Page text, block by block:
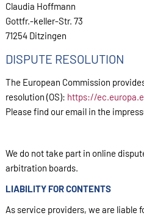
Claudia Hoffmann
Gottfr.-keller-Str. 73
71254 Ditzingen
DISPUTE RESOLUTION
The European Commission
resolution (OS): https://
Please find our email in the
We do not take part in online
arbitration boards.
LIABILITY FOR CONTENTS
As service providers, we are liable